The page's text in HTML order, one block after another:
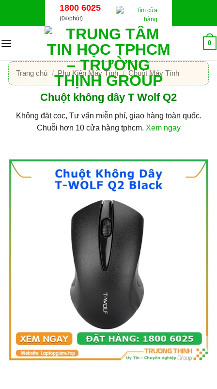
dung
1800 6025
(0₫/phút)
0
Trang chủ / Phụ Kiện Máy Tính / Chuột Máy Tính
Chuột không dây T Wolf Q2
Không đặt cọc, Tư vấn miễn phí, giao hàng toàn quốc.
Chuỗi hơn 10 cửa hàng tphcm. Xem ngay